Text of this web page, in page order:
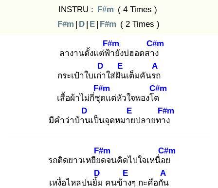
INSTRU : F#m ( 4 Times )
F#m | D | E | F#m ( 2 Times )
ลางานตั้งแต่ฟ้า
F#m
ยังบ่ฮอดสาง
C#m
กระเป๋าใบเก่า
D
ใส่ฝัน
E
เต็มคันรถ
A
เสื้อผ้าไม่กี่ชุด
F#m
แต่หัวใจพองโต
C#m
มีคำว่าบ้าน
D
เป็นจุดหมาย
E
ปลายทาง
F#m
รถติดยาวเหยียด
F#m
จนคิดไปใจเหนื่อย
C#m
เหงื่อไหลปนยิ้ม
D
คนข้าง
E
ๆ กะคือกัน
A